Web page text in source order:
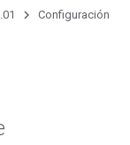
Configuración